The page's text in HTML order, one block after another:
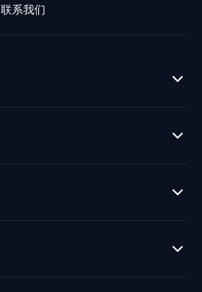
联系我们